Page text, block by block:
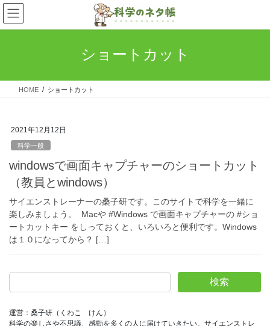
コ
ン
テ
ス
ナ
ビ
ゲ
ン
ショートカット
HOME ショートカット
2021年12月12日
科学一般
windowsで画面キャプチャーのショートカット
（教員とwindows）
サイエンストレーナーの桑子研です。このサイトで科学を一緒に
楽しみましょう。 Macや #Windows で画面キャプチャーの #ショ
ートカットキー をしっておくと、いろいろと便利です。Windows
は１０になってから？ […]
検索
運営：桑子研（くわこ　けん）
科学の楽しさや不思議、感動を多くの人に届けていきたい。サイエンストレ